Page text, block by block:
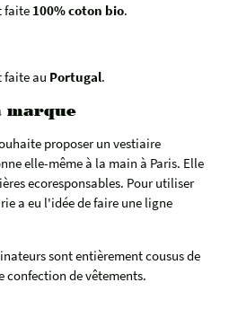
faite 100% coton bio.
faite au Portugal.
marque
proposer un vestiaire
elle-même à la main à Paris. Elle
ecoresponsables. Pour utiliser
a eu l'idée de faire une ligne
sont entièrement cousus de
confection de vêtements.